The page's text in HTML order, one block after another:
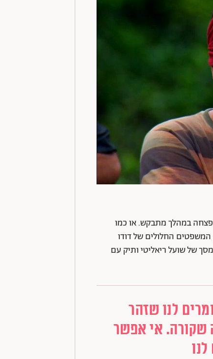
פצחה במהלך מתבקש. או כמו
המשפטים החלולים של דודו
של שועל ריאליטי ותיק עם
לנו שזהר
שקורה. אי אפשר